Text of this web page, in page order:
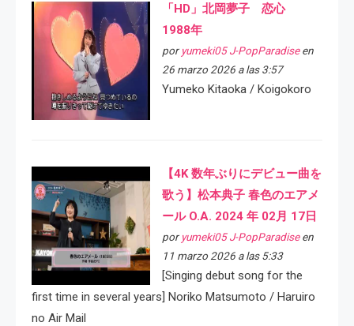
「HD」北岡夢子 恋心
1988年
por yumeki05 J-PopParadiseen
26 marzo 2026 a las 3:57
Yumeko Kitaoka / Koigokoro
【4K 数年ぶりにデビュー曲を
歌う】松本典子 春色のエアメ
ール O.A. 2024 年 02月 17日
por yumeki05 J-PopParadiseen
11 marzo 2026 a las 5:33
[Singing debut song for the
first time in several years] Noriko Matsumoto / Haruiro
no Air Mail